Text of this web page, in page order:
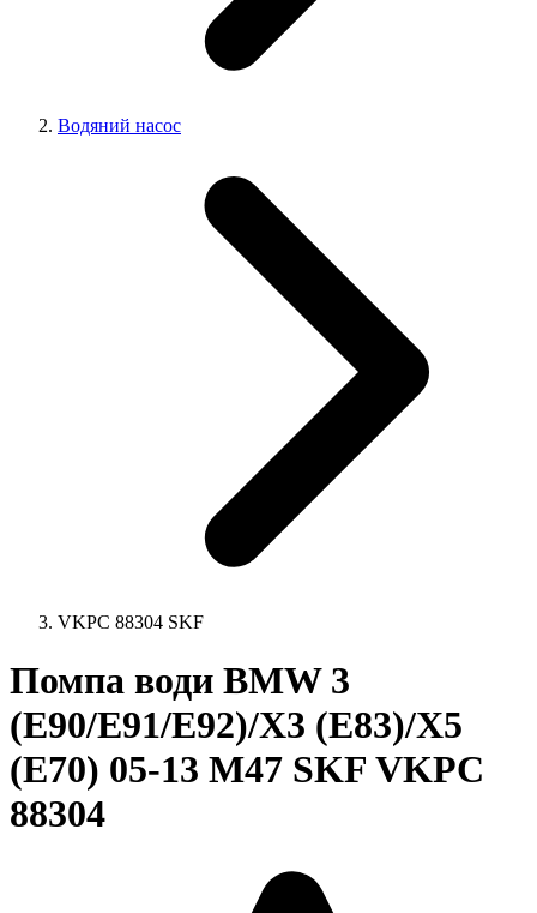
Водяний насос
VKPC 88304 SKF
Помпа води BMW 3
(E90/E91/E92)/X3 (E83)/X5
(E70) 05-13 M47 SKF VKPC
88304